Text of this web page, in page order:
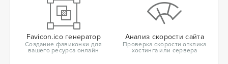
Favicon.ico генератор
Создание фавиконки для
вашего ресурса онлайн
Анализ скорости сайта
Проверка скорости отклика
хостинга или сервера